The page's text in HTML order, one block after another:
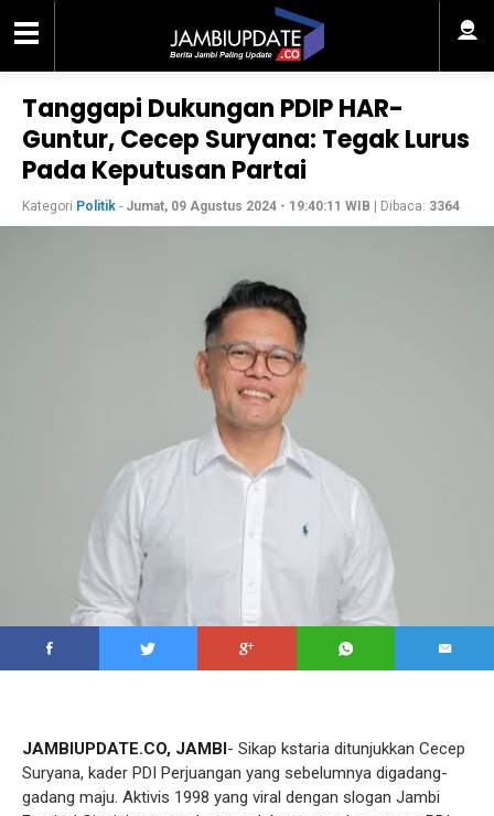
Tanggapi Dukungan PDIP HAR-
Guntur, Cecep Suryana: Tegak Lurus
Pada Keputusan Partai
Kategori Politik - Jumat, 09 Agustus 2024 - 19:40:11 WIB | Dibaca: 3364
JAMBIUPDATE.CO, JAMBI - Sikap kstaria ditunjukkan Cecep
Suryana, kader PDI Perjuangan yang sebelumnya digadang-
gadang maju. Aktivis 1998 yang viral dengan slogan Jambi